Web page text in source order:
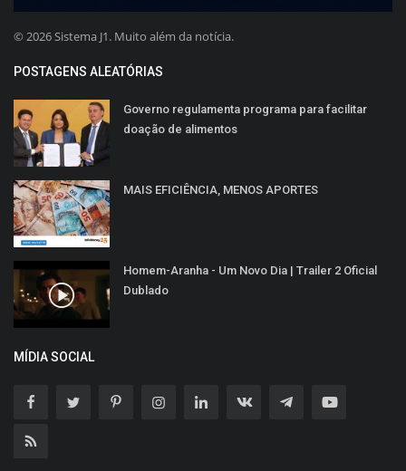
© 2026 Sistema J1. Muito além da notícia.
POSTAGENS ALEATÓRIAS
Governo regulamenta programa para facilitar
doação de alimentos
MAIS EFICIÊNCIA, MENOS APORTES
Homem-Aranha - Um Novo Dia | Trailer 2 Oficial
Dublado
MÍDIA SOCIAL